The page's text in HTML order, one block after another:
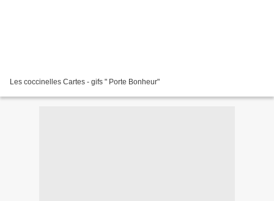
Les coccinelles Cartes - gifs " Porte Bonheur"